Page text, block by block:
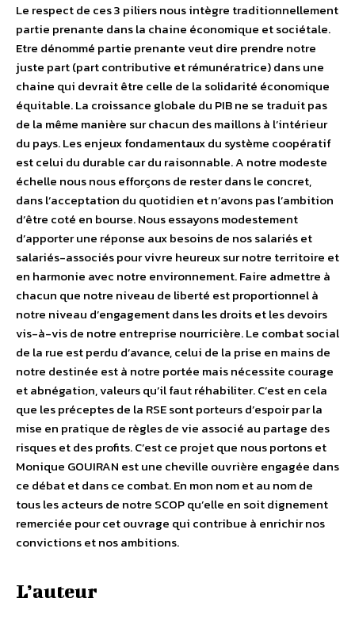
Le respect de ces 3 piliers nous intègre traditionnellement
partie prenante dans la chaine économique et sociétale.
Etre dénommé partie prenante veut dire prendre notre
juste part (part contributive et rémunératrice) dans une
chaine qui devrait être celle de la solidarité économique
équitable. La croissance globale du PIB ne se traduit pas
de la même manière sur chacun des maillons à l’intérieur
du pays. Les enjeux fondamentaux du système coopératif
est celui du durable car du raisonnable. A notre modeste
échelle nous nous efforçons de rester dans le concret,
dans l’acceptation du quotidien et n’avons pas l’ambition
d’être coté en bourse. Nous essayons modestement
d’apporter une réponse aux besoins de nos salariés et
salariés-associés pour vivre heureux sur notre territoire et
en harmonie avec notre environnement. Faire admettre à
chacun que notre niveau de liberté est proportionnel à
notre niveau d’engagement dans les droits et les devoirs
vis-à-vis de notre entreprise nourricière. Le combat social
de la rue est perdu d’avance, celui de la prise en mains de
notre destinée est à notre portée mais nécessite courage
et abnégation, valeurs qu’il faut réhabiliter. C’est en cela
que les préceptes de la RSE sont porteurs d’espoir par la
mise en pratique de règles de vie associé au partage des
risques et des profits. C’est ce projet que nous portons et
Monique GOUIRAN est une cheville ouvrière engagée dans
ce débat et dans ce combat. En mon nom et au nom de
tous les acteurs de notre SCOP qu’elle en soit dignement
remerciée pour cet ouvrage qui contribue à enrichir nos
convictions et nos ambitions.
L’auteur